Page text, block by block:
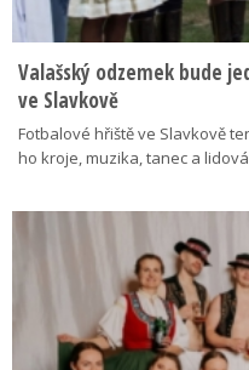
Valašský odzemek bude
ve Slavkově
Fotbalové hřiště ve Slavkově
ho kroje, muzika, tanec a